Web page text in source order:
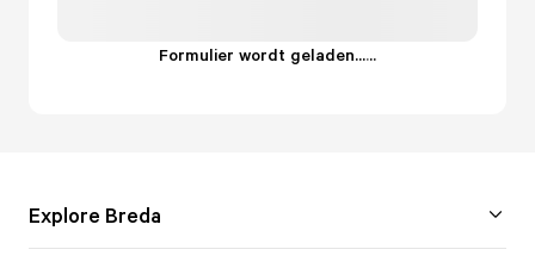
Formulier wordt geladen......
Explore Breda